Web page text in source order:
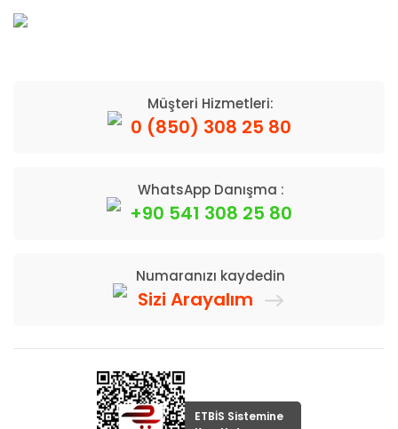
Müşteri Hizmetleri:
0 (850) 308 25 80
WhatsApp Danışma :
+90 541 308 25 80
Numaranızı kaydedin
Sizi Arayalım
ETBİS Sistemine